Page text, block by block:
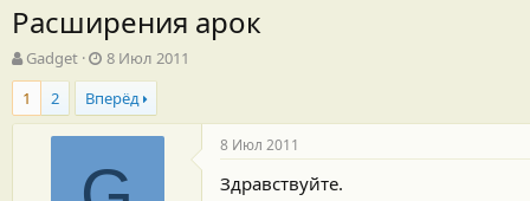
Расширения арок
А
в
т
о
Gadget
Д
а
т
а
н
8 Июл 2011
1
2 Вперёд
8 Июл 2011
Здравствуйте.